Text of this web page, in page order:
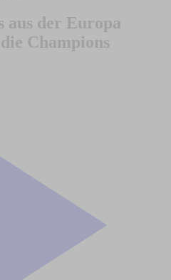
aus der Europa
Champions